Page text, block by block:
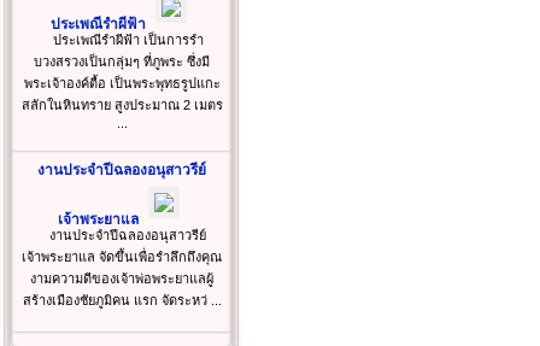
ประเพณีรำผีฟ้า
ประเพณีรำผีฟ้า เป็นการรำ
บวงสรวงเป็นกลุ่มๆ ที่ภูพระ ซึ่งมี
พระเจ้าองค์ตื้อ เป็นพระพุทธรูปแกะ
สลักในหินทราย สูงประมาณ 2 เมตร
งานประจำปีฉลองอนุสาวรีย์
เจ้าพระยาแล
งานประจำปีฉลองอนุสาวรีย์
เจ้าพระยาแล จัดขึ้นเพื่อรำลึกถึงคุณ
งามความดีของเจ้าพ่อพระยาแลผู้
สร้างเมืองชัยภูมิคน แรก จัดระหว่ ...